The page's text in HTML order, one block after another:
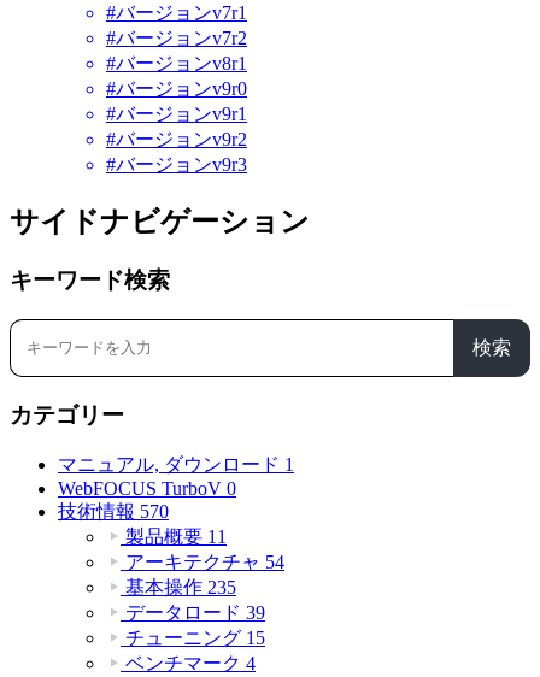
#バージョンv7r1
#バージョンv7r2
#バージョンv8r1
#バージョンv9r0
#バージョンv9r1
#バージョンv9r2
#バージョンv9r3
サイドナビゲーション
キーワード検索
検索
カテゴリー
マニュアル, ダウンロード 1
WebFOCUS TurboV 0
技術情報 570
製品概要 11
アーキテクチャ 54
基本操作 235
データロード 39
チューニング 15
ベンチマーク 4